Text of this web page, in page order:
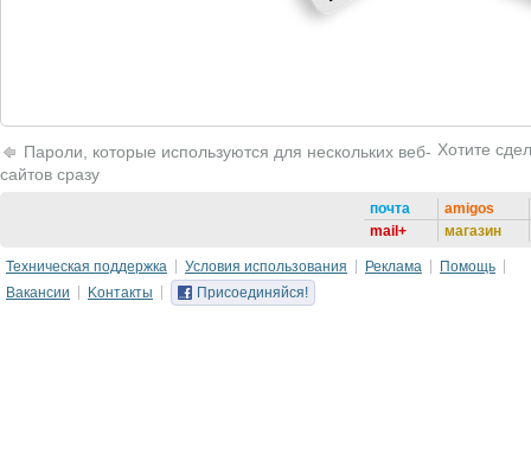
Пароли, которые используются для нескольких веб-
сайтов сразу
Хотите
почта
mail+
amigos
магазин
Техническая поддержка Условия использования Реклама
Помощь
Вакансии
Kонтакты Присоединяйся!